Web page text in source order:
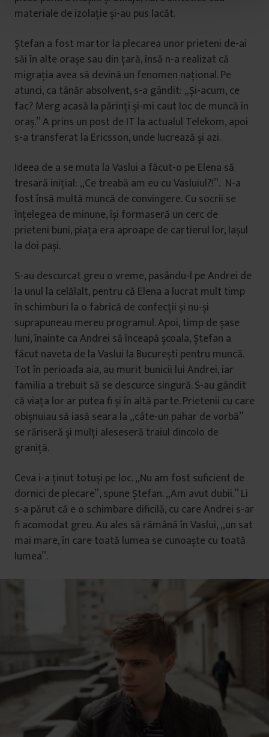
materiale de izolație și-au pus lacăt.
Ștefan a fost martor la plecarea unor prieteni de-ai
săi în alte orașe sau din țară, însă n-a realizat că
migrația avea să devină un fenomen național. Pe
atunci, ca tânăr absolvent, s-a gândit: „Și-acum, ce
fac? Merg acasă la părinți și-mi caut loc de muncă în
oraș.” A prins un post de IT la actualul Telekom, apoi
s-a transferat la Ericsson, unde lucrează și azi.
Ideea de a se muta la Vaslui a făcut-o pe Elena să
tresară inițial: „Ce treabă am eu cu Vasluiul?!”. N-a
fost însă multă muncă de convingere. Cu socrii se
înțelegea de minune, își formaseră un cerc de
prieteni buni, piața era aproape de cartierul lor, Iașul
la doi pași.
S-au descurcat greu o vreme, pasându-l pe Andrei de
la unul la celălalt, pentru că Elena a lucrat mult timp
în schimburi la o fabrică de confecții și nu-și
suprapuneau mereu programul. Apoi, timp de șase
luni, înainte ca Andrei să înceapă școala, Ștefan a
făcut naveta de la Vaslui la București pentru muncă.
Tot în perioada aia, au murit bunicii lui Andrei, iar
familia a trebuit să se descurce singură. S-au gândit
că viața lor ar putea fi și în altă parte. Prietenii cu care
obișnuiau să iasă seara la „câte-un pahar de vorbă”
se răriseră și mulți aleseseră traiul dincolo de
graniță.
Ceva i-a ținut totuși pe loc. „Nu am fost suficient de
dornici de plecare”, spune Ștefan. „Am avut dubii.” Li
s-a părut că e o schimbare dificilă, cu care Andrei s-ar
fi acomodat greu. Au ales să rămână în Vaslui, „un sat
mai mare, în care toată lumea se cunoaște cu toată
lumea”.